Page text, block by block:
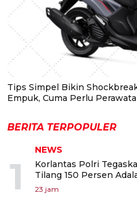
Tips Simpel Bikin
Empuk, Cuma Perlu
BERITA TERPOPULER
1
NEWS
Korlantas Polri
Tilang 150 Persen
23 jam